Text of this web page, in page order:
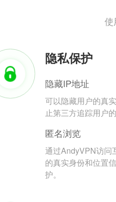
使
隐私保护
隐藏IP地址
可以隐藏用户的真
止第三方追踪用户
匿名浏览
通过AndyVPN访问
的真实身份和位置
护。